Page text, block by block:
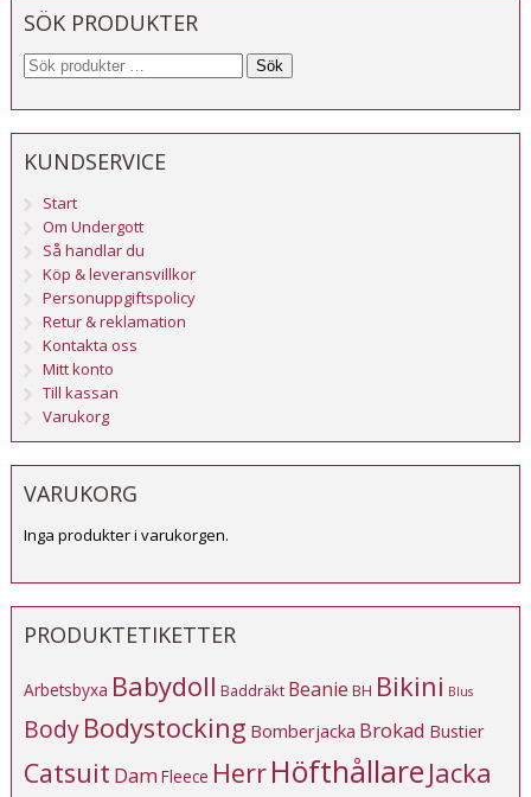
SÖK PRODUKTER
Sök
KUNDSERVICE
Start
Om Undergott
Så handlar du
Köp & leveransvillkor
Personuppgiftspolicy
Retur & reklamation
Kontakta oss
Mitt konto
Till kassan
Varukorg
VARUKORG
Inga produkter i varukorgen.
PRODUKTETIKETTER
Arbetsbyxa Babydoll Baddräkt Beanie BH Bikini Blus
BodyBodystocking Bomberjacka Brokad Bustier
Catsuit DamFleece HerrHöfthållare Jacka